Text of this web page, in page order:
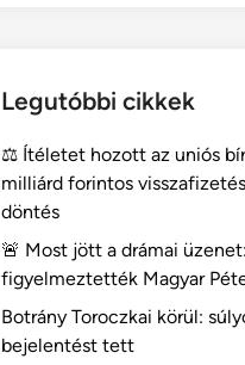
Legutóbbi cikkek
⚖️ Ítéletet hozott az uniós
milliárd forintos
döntés
🚨 Most jött a drámai
figyelmeztették Magyar
Botrány Toroczkai körül:
bejelentést tett